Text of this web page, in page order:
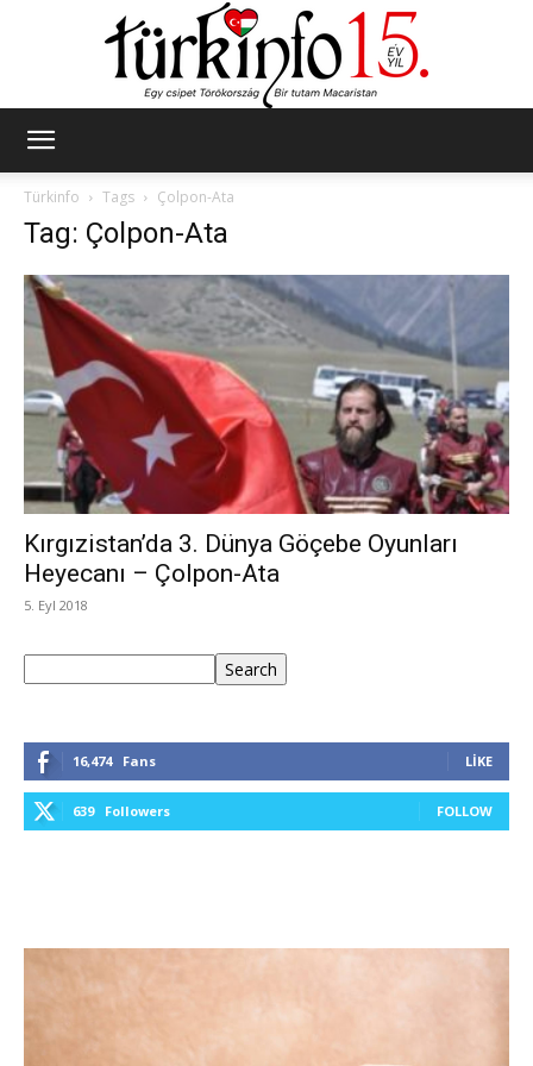
Türkinfo
Tags Çolpon-Ata
Tag: Çolpon-Ata
Kırgızistan’da 3. Dünya Göçebe Oyunları
Heyecanı – Çolpon-Ata
5. Eyl 2018
Search
16,474 Fans LIKE
639 Followers FOLLOW